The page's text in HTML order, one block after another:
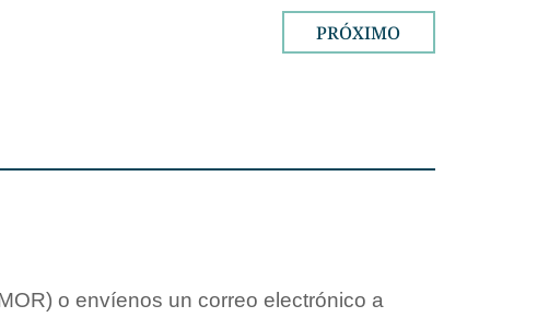
PRÓXIMO
o envíenos un correo electrónico a